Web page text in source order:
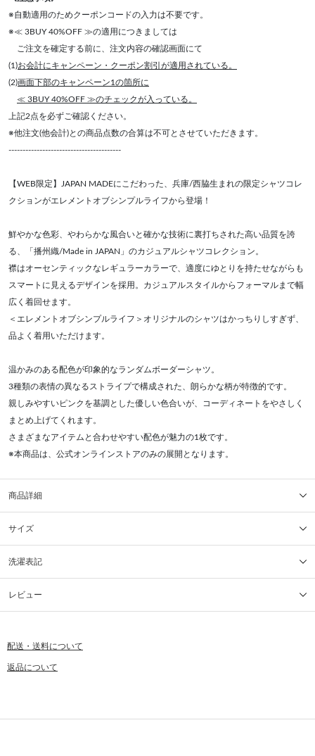
※自動適用のためクーポンコードの入力は不要です。
※≪ 3BUY 40%OFF ≫の適用につきましては
ご注文を確定する前に、注文内容の確認画面にて
(1)お会計にキャンペーン・クーポン割引が適用されている。
(2)画面下部のキャンペーン1の箇所に
≪ 3BUY 40%OFF ≫のチェックが入っている。
上記2点を必ずご確認ください。
※他注文(他会計)との商品点数の合算は不可とさせていただきます。
----------------------------------------
【WEB限定】JAPAN MADEにこだわった、兵庫/西脇生まれの限定シャツコレ
クションがエレメントオブシンプルライフから登場！
鮮やかな色彩、やわらかな風合いと確かな技術に裏打ちされた高い品質を誇
る、「播州織/Made in JAPAN」のカジュアルシャツコレクション。
襟はオーセンティックなレギュラーカラーで、適度にゆとりを持たせながらも
スマートに見えるデザインを採用。カジュアルスタイルからフォーマルまで幅
広く着回せます。
＜エレメントオブシンプルライフ＞オリジナルのシャツはかっちりしすぎず、
品よく着用いただけます。
温かみのある配色が印象的なランダムボーダーシャツ。
3種類の表情の異なるストライプで構成された、朗らかな柄が特徴的です。
親しみやすいピンクを基調とした優しい色合いが、コーディネートをやさしく
まとめ上げてくれます。
さまざまなアイテムと合わせやすい配色が魅力の1枚です。
※本商品は、公式オンラインストアのみの展開となります。
商品詳細
サイズ
洗濯表記
レビュー
配送・送料について
返品について